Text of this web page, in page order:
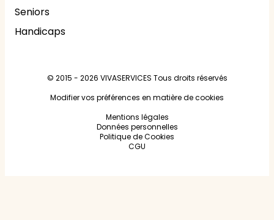
Seniors
Handicaps
© 2015 - 2026 VIVASERVICES Tous droits réservés
Modifier vos préférences en matière de cookies
Mentions légales
Données personnelles
Politique de Cookies
CGU